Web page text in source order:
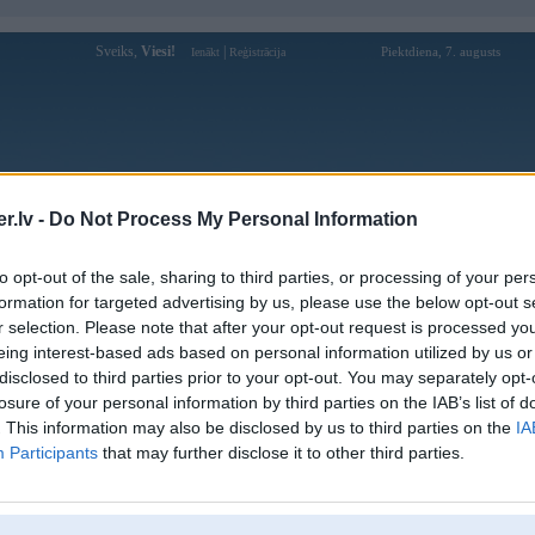
- Do Not Process My Personal Information
opt-out of the sale, sharing to third parties, or processing of your
for targeted advertising by us, please use the below opt-out
selection. Please note that after your opt-out request is processed
interest-based ads based on personal information utilized by us
to third parties prior to your opt-out. You may separately
of your personal information by third parties on the IAB’s list of
This information may also be disclosed by us to third parties on the
Participants that may further disclose it to other third parties.
Sveiks, Viesi! Ienākt Reģistrācija Piektdiena, 7. augusts
Forums Galerijas Reģistrācija Lietotāji
Bildes
54